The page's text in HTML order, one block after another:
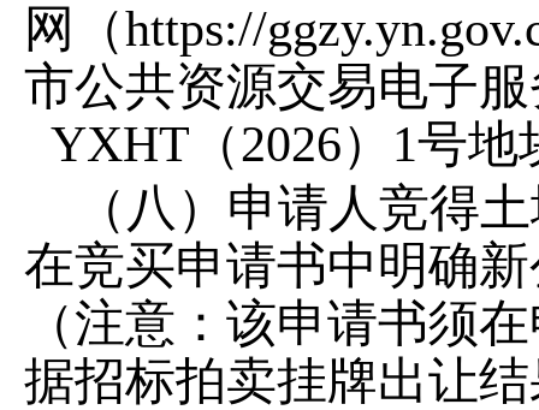
网（https://
市公共资源交易电子
YXHT （2026） 1号地
（八）申请人竞得
在竞买申请书中明确
（注意：该申请书须
据招标拍卖挂牌出让